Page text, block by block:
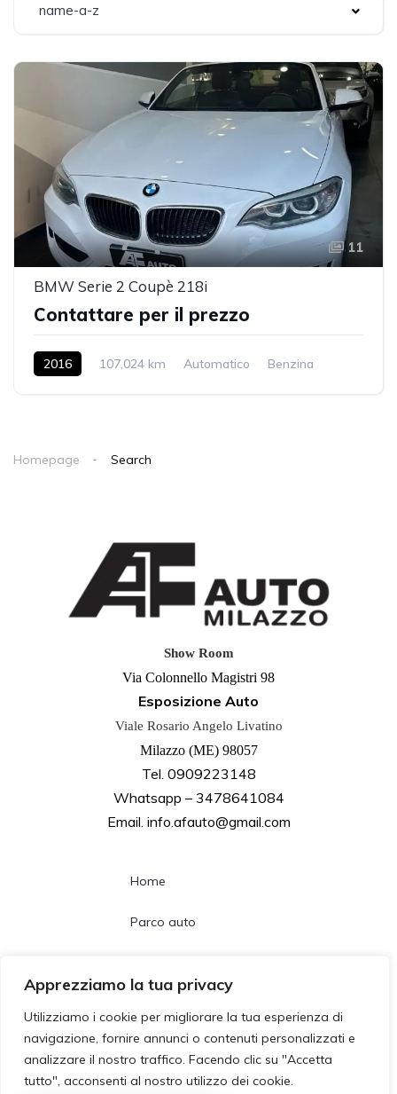
Apprezziamo la tua privacy
Utilizziamo i cookie per migliorare la tua esperienza di
navigazione, fornire annunci o contenuti personalizzati e
analizzare il nostro traffico. Facendo clic su "Accetta
tutto", acconsenti al nostro utilizzo dei cookie.
name-a-z
11
BMW Serie 2 Coupè 218i
Contattare per il prezzo
2016 107,024 km Automatico
Benzina
Homepage Search
Show Room
Via Colonnello Magistri 98
Esposizione Auto
Viale Rosario Angelo Livatino
Milazzo (ME) 98057
Tel. 0909223148
Whatsapp – 3478641084
Email. info.afauto@gmail.com
Home
Parco auto
Contatti